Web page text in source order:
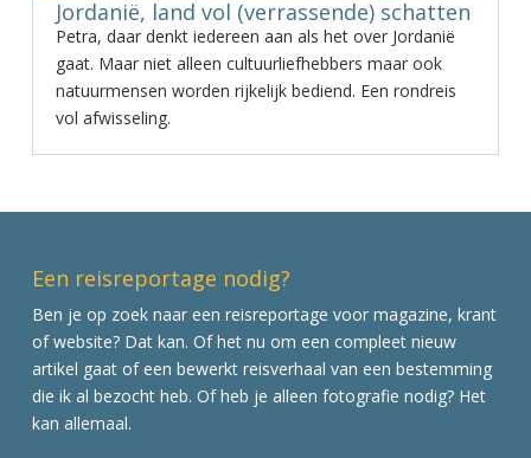
Jordanië, land vol (verrassende) schatten
Petra, daar denkt iedereen aan als het over Jordanië
gaat. Maar niet alleen cultuurliefhebbers maar ook
natuurmensen worden rijkelijk bediend. Een rondreis
vol afwisseling.
Een reisreportage nodig?
Ben je op zoek naar een reisreportage voor magazine, krant
of website? Dat kan. Of het nu om een compleet nieuw
artikel gaat of een bewerkt reisverhaal van een bestemming
die ik al bezocht heb. Of heb je alleen fotografie nodig? Het
kan allemaal.